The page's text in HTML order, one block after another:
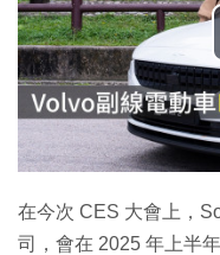
在今次 CES 大會上，
司，會在 2025 年上半